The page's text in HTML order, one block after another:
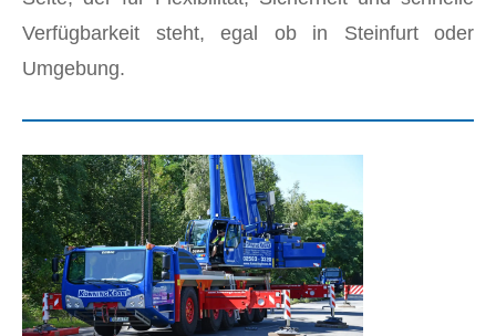
Verfügbarkeit steht, egal ob in Steinfurt oder
Umgebung.